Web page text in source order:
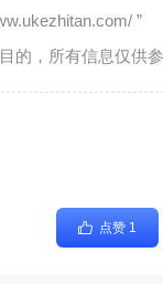
”
的，所有信息仅供
点赞 1